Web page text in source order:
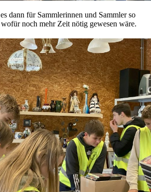
dann für Sammlerinnen und Sammler so
noch mehr Zeit nötig gewesen wäre.